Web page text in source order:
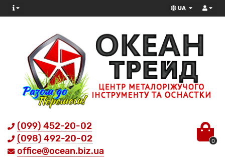
UA
(099) 452-20-02
(098) 492-20-02
office@ocean.biz.ua
0